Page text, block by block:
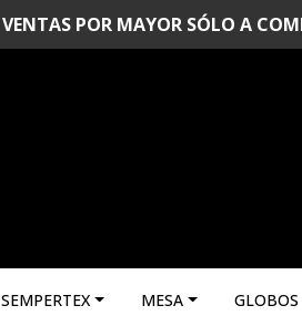
VENTAS POR MAYOR SÓLO A
SEMPERTEX MESA GLOBOS